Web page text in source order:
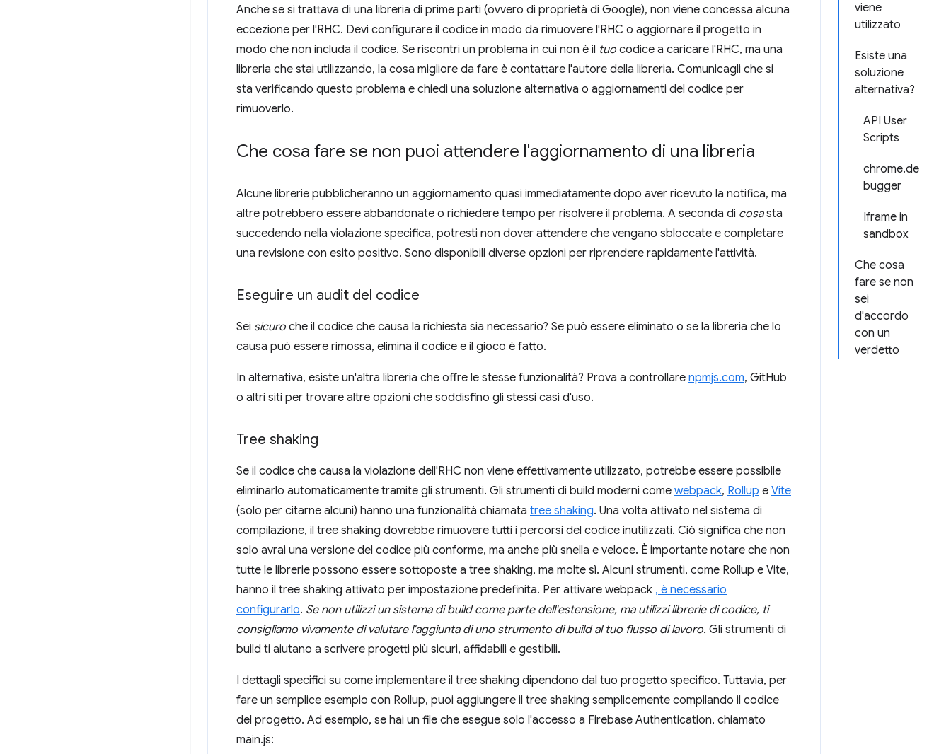
viene
utilizzato
Esiste una
soluzione
alternativa?
API User
Scripts
chrome.de
bugger
Iframe in
sandbox
Che cosa
fare se non
sei
d'accordo
con un
verdetto
Anche se si trattava di una libreria di prime parti (ovvero di proprietà di Google), non viene concessa alcuna
eccezione per l'RHC. Devi configurare il codice in modo da rimuovere l'RHC o aggiornare il progetto in
modo che non includa il codice. Se riscontri un problema in cui non è il tuo codice a caricare l'RHC, ma una
libreria che stai utilizzando, la cosa migliore da fare è contattare l'autore della libreria. Comunicagli che si
sta verificando questo problema e chiedi una soluzione alternativa o aggiornamenti del codice per
rimuoverlo.
Che cosa fare se non puoi attendere l'aggiornamento di una libreria
Alcune librerie pubblicheranno un aggiornamento quasi immediatamente dopo aver ricevuto la notifica, ma
altre potrebbero essere abbandonate o richiedere tempo per risolvere il problema. A seconda di cosasta
succedendo nella violazione specifica, potresti non dover attendere che vengano sbloccate e completare
una revisione con esito positivo. Sono disponibili diverse opzioni per riprendere rapidamente l'attività.
Eseguire un audit del codice
Sei sicuro che il codice che causa la richiesta sia necessario? Se può essere eliminato o se la libreria che lo
causa può essere rimossa, elimina il codice e il gioco è fatto.
In alternativa, esiste un'altra libreria che offre le stesse funzionalità? Prova a controllare npmjs.com, GitHub
o altri siti per trovare altre opzioni che soddisfino gli stessi casi d'uso.
Tree shaking
Se il codice che causa la violazione dell'RHC non viene effettivamente utilizzato, potrebbe essere possibile
eliminarlo automaticamente tramite gli strumenti. Gli strumenti di build moderni come webpack, Rollup e Vite
(solo per citarne alcuni) hanno una funzionalità chiamata tree shaking. Una volta attivato nel sistema di
compilazione, il tree shaking dovrebbe rimuovere tutti i percorsi del codice inutilizzati. Ciò significa che non
solo avrai una versione del codice più conforme, ma anche più snella e veloce. È importante notare che non
tutte le librerie possono essere sottoposte a tree shaking, ma molte sì. Alcuni strumenti, come Rollup e Vite,
hanno il tree shaking attivato per impostazione predefinita. Per attivare webpack , è necessario
configurarlo. Se non utilizzi un sistema di build come parte dell'estensione, ma utilizzi librerie di codice, ti
consigliamo vivamente di valutare l'aggiunta di uno strumento di build al tuo flusso di lavoro. Gli strumenti di
build ti aiutano a scrivere progetti più sicuri, affidabili e gestibili.
I dettagli specifici su come implementare il tree shaking dipendono dal tuo progetto specifico. Tuttavia, per
fare un semplice esempio con Rollup, puoi aggiungere il tree shaking semplicemente compilando il codice
del progetto. Ad esempio, se hai un file che esegue solo l'accesso a Firebase Authentication, chiamato
main.js: